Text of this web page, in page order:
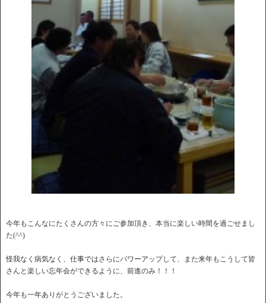
今年もこんなにたくさんの方々にご参加頂き、本当に楽しい時間を過ごせまし
た(^^)
怪我なく病気なく、仕事ではさらにパワーアップして、また来年もこうして皆
さんと楽しい忘年会ができるように、前進のみ！！！
今年も一年ありがとうございました。